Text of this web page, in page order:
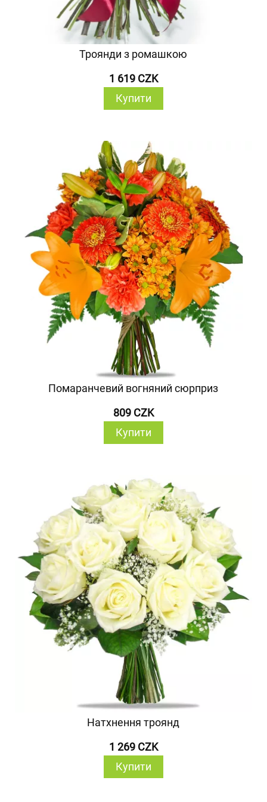
Троянди з ромашкою
1 619 CZK
Купити
Помаранчевий вогняний сюрприз
809 CZK
Купити
Натхнення троянд
1 269 CZK
Купити